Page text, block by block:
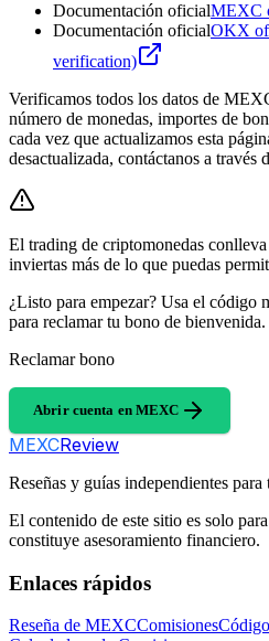
Documentación oficialMEXC
Documentación oficialOKX
verification)
Verificamos todos los datos de
número de monedas, importes de
cada vez que actualizamos esta
desactualizada, contáctanos a través
El trading de criptomonedas
inviertas más de lo que puedas
¿Listo para empezar? Usa el código
para reclamar tu bono de bienvenida.
Reclamar bono
Abrir cuenta en MEXC
MEXCReview
Reseñas y guías independientes
El contenido de este sitio es solo
constituye asesoramiento financiero.
Enlaces rápidos
Reseña de MEXCComisiones